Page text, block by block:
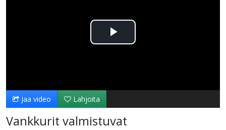
Toista
Jaa video Lahjoita
Vankkurit valmistuvat